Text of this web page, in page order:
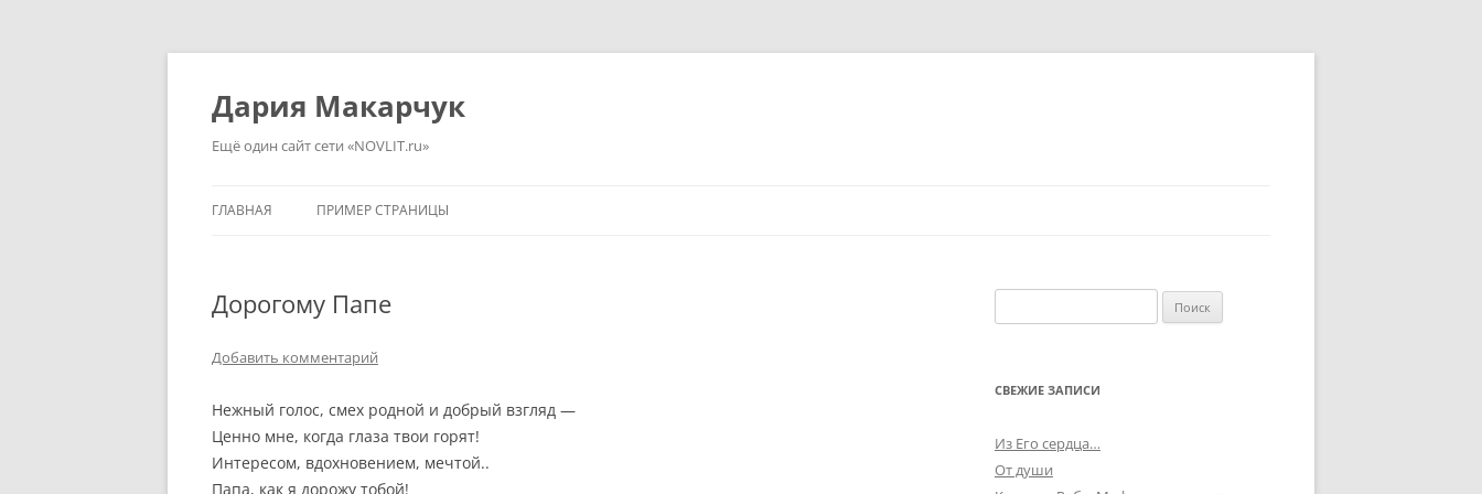
Перейти
Дария Макарчук
Ещё один сайт сети «NOVLIT.ru»
ГЛАВНАЯ ПРИМЕР СТРАНИЦЫ
Дорогому Папе
Добавить комментарий
Нежный голос, смех родной и добрый взгляд —
Ценно мне, когда глаза твои горят!
Интересом, вдохновением, мечтой..
Папа, как я дорожу тобой!
СВЕЖИЕ ЗАПИСИ
Из Его сердца…
От души